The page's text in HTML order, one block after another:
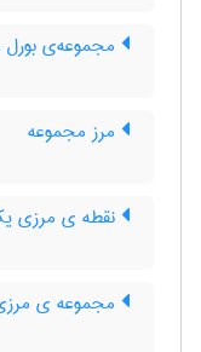
مجموعه‌ی بورل
مرز مجموعه
نقطه ی مرزی
مجموعه ی